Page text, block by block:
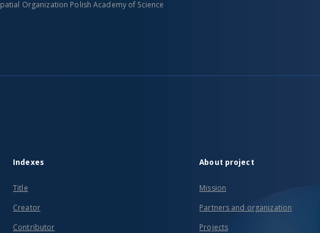
Organization Polish Academy of Science
Indexes
Title
Creator
Contributor
About project
Mission
Partners and organization
Projects